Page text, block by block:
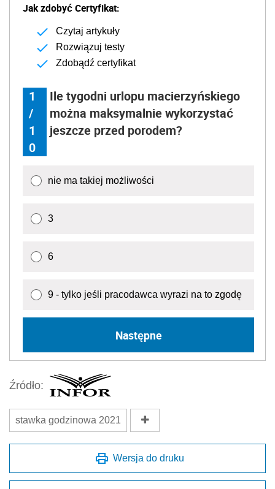
Jak zdobyć Certyfikat:
Czytaj artykuły
Rozwiązuj testy
Zdobądź certyfikat
1
/
1
0
Ile tygodni urlopu macierzyńskiego
można maksymalnie wykorzystać
jeszcze przed porodem?
nie ma takiej możliwości
3
6
9 - tylko jeśli pracodawca wyrazi na to zgodę
Następne
Źródło:
stawka godzinowa 2021
Wersja do druku